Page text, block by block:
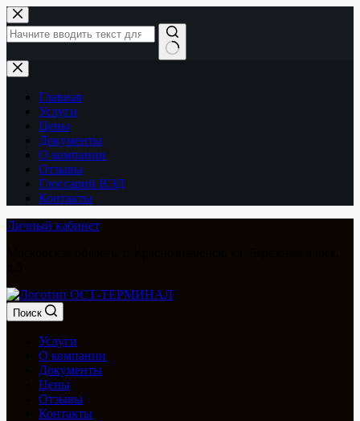
Перейти
к
сути
Ничего
не
найденоГлавная
Услуги
Цены
Документы
О компании
Отзывы
Глоссарий ВЭД
Контакты
Личный кабинет
Поиск
Услуги
О компании
Документы
Цены
Отзывы
Контакты